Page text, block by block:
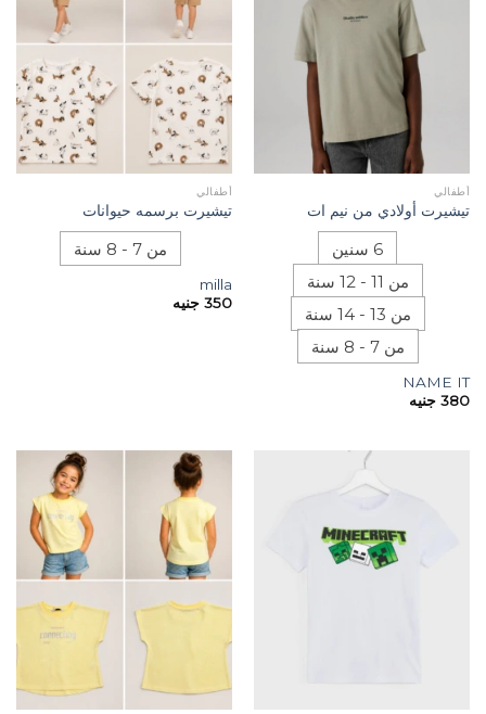
أطفالي
تيشيرت أولادي من نيم ات
6 سنين
من 11 - 12 سنة
من 13 - 14 سنة
من 7 - 8 سنة
NAME IT
380 جنيه
أطفالي
تيشيرت برسمه حيوانات
من 7 - 8 سنة
milla
350 جنيه